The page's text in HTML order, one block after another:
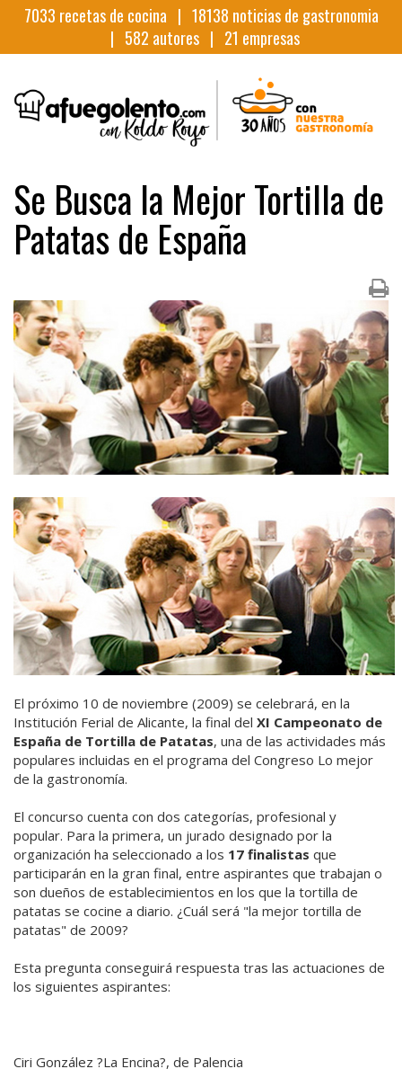
7033 recetas de cocina | 18138 noticias de gastronomia
| 582 autores | 21 empresas
Se Busca la Mejor Tortilla de
Patatas de España
El próximo 10 de noviembre (2009) se celebrará, en la
Institución Ferial de Alicante, la final del XI Campeonato de
España de Tortilla de Patatas, una de las actividades más
populares incluidas en el programa del Congreso Lo mejor
de la gastronomía.
El concurso cuenta con dos categorías, profesional y
popular. Para la primera, un jurado designado por la
organización ha seleccionado a los 17 finalistas que
participarán en la gran final, entre aspirantes que trabajan o
son dueños de establecimientos en los que la tortilla de
patatas se cocine a diario. ¿Cuál será "la mejor tortilla de
patatas" de 2009?
Esta pregunta conseguirá respuesta tras las actuaciones de
los siguientes aspirantes:
Ciri González ?La Encina?, de Palencia